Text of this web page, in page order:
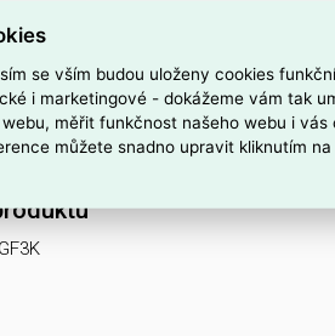
svítidlo Blow 3000K 5W
najdete v kategoriích Svítidla,
dodavatele O435WL-L5GF3K.
O435WL-L5GF3K je
se vším budou uloženy cookies
i marketingové - dokážeme vám tak
měřit funkčnost našeho webu i vás
můžete snadno upravit kliknutím